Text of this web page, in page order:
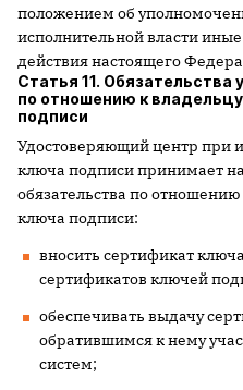
положением об
исполнительной власти
действия настоящего
Cтатья 11.
по отношению к
подписи
Удостоверяющий центр при
ключа подписи принимает
обязательства по
ключа подписи:
вносить сертификат
сертификатов ключей
обеспечивать выдачу
обратившимся к нему
систем;